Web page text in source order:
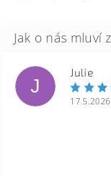
J
Julie
17.5.2026